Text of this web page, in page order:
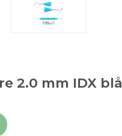
2.0 mm IDX blå